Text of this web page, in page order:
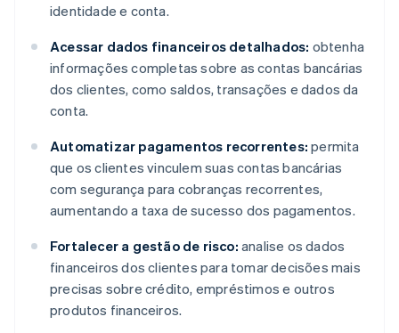
identidade e conta.
Acessar dados financeiros detalhados: obtenha
informações completas sobre as contas bancárias
dos clientes, como saldos, transações e dados da
conta.
Automatizar pagamentos recorrentes: permita
que os clientes vinculem suas contas bancárias
com segurança para cobranças recorrentes,
aumentando a taxa de sucesso dos pagamentos.
Fortalecer a gestão de risco: analise os dados
financeiros dos clientes para tomar decisões mais
precisas sobre crédito, empréstimos e outros
produtos financeiros.